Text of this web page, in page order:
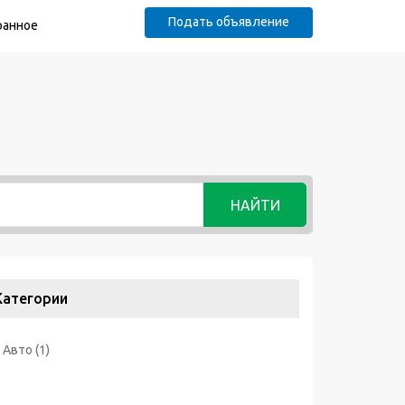
Подать объявление
НАЙТИ
Авто (1)